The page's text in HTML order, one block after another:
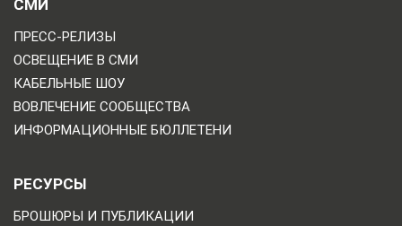
СМИ
ПРЕСС-РЕЛИЗЫ
ОСВЕЩЕНИЕ В СМИ
КАБЕЛЬНЫЕ ШОУ
ВОВЛЕЧЕНИЕ СООБЩЕСТВА
ИНФОРМАЦИОННЫЕ БЮЛЛЕТЕНИ
РЕСУРСЫ
БРОШЮРЫ И ПУБЛИКАЦИИ